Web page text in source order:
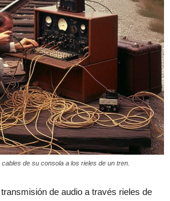
de su consola a los rieles de un tren.
de audio a través rieles de